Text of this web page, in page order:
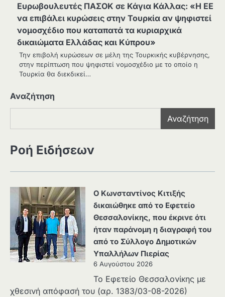
Ευρωβουλευτές ΠΑΣΟΚ σε Κάγια Κάλλας: «Η ΕΕ
να επιβάλει κυρώσεις στην Τουρκία αν ψηφιστεί
νομοσχέδιο που καταπατά τα κυριαρχικά
δικαιώματα Ελλάδας και Κύπρου»
Την επιβολή κυρώσεων σε μέλη της Τουρκικής κυβέρνησης,
στην περίπτωση που ψηφιστεί νομοσχέδιο με το οποίο η
Τουρκία θα διεκδικεί…
Αναζήτηση
Αναζήτηση
Ροή Ειδήσεων
Ο Κωνσταντίνος Κιτιξής
δικαιώθηκε από το Εφετείο
Θεσσαλονίκης, που έκρινε ότι
ήταν παράνομη η διαγραφή του
από το Σύλλογο Δημοτικών
Υπαλλήλων Πιερίας
6 Αυγούστου 2026
Το Εφετείο Θεσσαλονίκης με
χθεσινή απόφασή του (αρ. 1383/03-08-2026)